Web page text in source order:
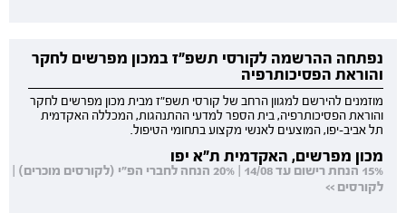
נפתחה ההרשמה לקורסי תשפ"ז במכון מפרשים לחקר
והוראת הפסיכותרפיה
מוזמנים להירשם למגוון הרחב של קורסי תשפ"ז מבית מכון מפרשים לחקר
והוראת הפסיכותרפיה, בית הספר למדעי ההתנהגות, המכללה האקדמית
תל אביב-יפו, המוצעים לאנשי מקצוע בתחומי הטיפול.
מכון מפרשים, האקדמית ת"א יפו
15% הנחת רישום עד 14/08 | 20% הנחה לחברי הפ"י (לקורסים מוכרים) |
לקורסים >>